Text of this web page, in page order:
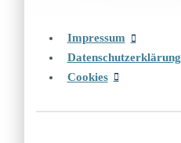
Impressum
Datenschutzerklärung
Cookies